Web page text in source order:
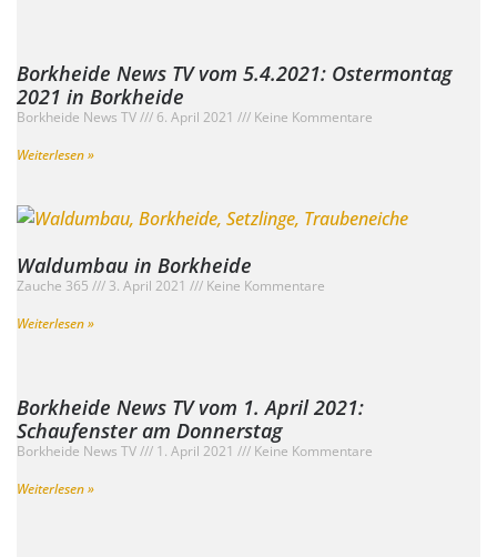
Borkheide News TV vom 5.4.2021: Ostermontag
2021 in Borkheide
Borkheide News TV 6. April 2021
Keine Kommentare
Weiterlesen »
Waldumbau in Borkheide
Zauche 365 3. April 2021
Keine Kommentare
Weiterlesen »
Borkheide News TV vom 1. April 2021:
Schaufenster am Donnerstag
Borkheide News TV 1. April 2021
Keine Kommentare
Weiterlesen »